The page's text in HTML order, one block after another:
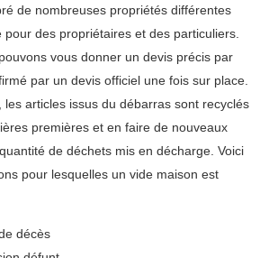
de nombreuses propriétés différentes
pour des propriétaires et des particuliers.
vous donner un devis précis par
par un devis officiel une fois sur place.
les articles issus du débarras sont recyclés
premières et en faire de nouveaux
de déchets mis en décharge. Voici
pour lesquelles un vide maison est
décès